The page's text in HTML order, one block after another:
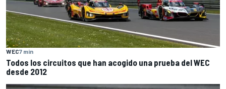
WEC7 min
Todos los circuitos que han acogido una prueba del WEC
desde 2012